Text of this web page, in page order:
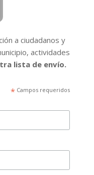
a ciudadanos y
actividades
lista de envío.
* Campos requeridos